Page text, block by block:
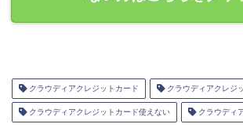
クラウディアクレジットカード クラウディアクレジ
クラウディアクレジットカード使えない クラウディ